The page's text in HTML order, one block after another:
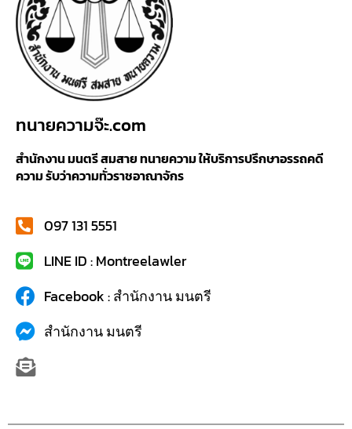
ทนายความจ๊ะ.com
สำนักงาน มนตรี สมสาย ทนายความ ให้บริการปรึกษาอรรถคดี
ความ รับว่าความทั่วราชอาณาจักร
097 131 5551
LINE ID : Montreelawler
Facebook : สำนักงาน มนตรี
สำนักงาน มนตรี